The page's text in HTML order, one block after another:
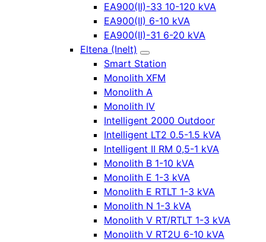
EA900(II)-33 10-120 kVA
EA900(II) 6-10 kVA
EA900(II)-31 6-20 kVA
Eltena (Inelt)
Smart Station
Monolith XFM
Monolith A
Monolith IV
Intelligent 2000 Outdoor
Intelligent LT2 0.5-1.5 kVA
Intelligent II RM 0,5-1 kVA
Monolith B 1-10 kVA
Monolith E 1-3 kVA
Monolith E RTLT 1-3 kVA
Monolith N 1-3 kVA
Monolith V RT/RTLT 1-3 kVA
Monolith V RT2U 6-10 kVA